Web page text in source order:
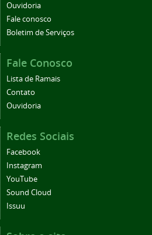
Ouvidoria
Fale conosco
Boletim de Serviços
Fale Conosco
Lista de Ramais
Contato
Ouvidoria
Redes Sociais
Facebook
Instagram
YouTube
Sound Cloud
Issuu